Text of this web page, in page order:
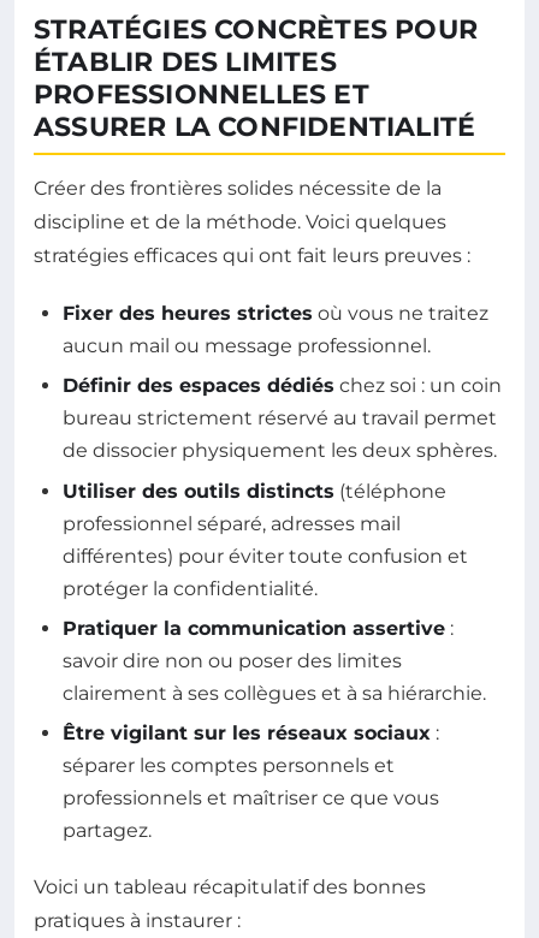
STRATÉGIES CONCRÈTES POUR
ÉTABLIR DES LIMITES
PROFESSIONNELLES ET
ASSURER LA CONFIDENTIALITÉ
Créer des frontières solides nécessite de la
discipline et de la méthode. Voici quelques
stratégies efficaces qui ont fait leurs preuves :
Fixer des heures strictes où vous ne traitez
aucun mail ou message professionnel.
Définir des espaces dédiés chez soi : un coin
bureau strictement réservé au travail permet
de dissocier physiquement les deux sphères.
Utiliser des outils distincts (téléphone
professionnel séparé, adresses mail
différentes) pour éviter toute confusion et
protéger la confidentialité.
Pratiquer la communication assertive :
savoir dire non ou poser des limites
clairement à ses collègues et à sa hiérarchie.
Être vigilant sur les réseaux sociaux :
séparer les comptes personnels et
professionnels et maîtriser ce que vous
partagez.
Voici un tableau récapitulatif des bonnes
pratiques à instaurer :